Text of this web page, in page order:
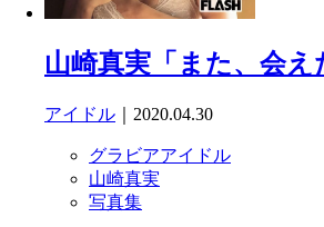
山崎真実「また、会え
アイドル ｜2020.04.30
グラビアアイドル
山崎真実
写真集